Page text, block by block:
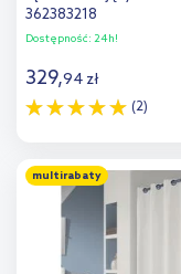
362383218
Dostępność: 24h!
329,94 zł
(2)
multirabaty